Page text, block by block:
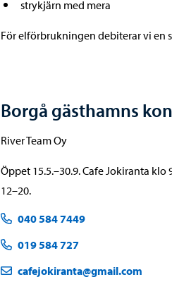
strykjärn med mera
För elförbrukningen debiterar vi en
Borgå gästhamns
River Team Oy
Öppet 15.5.–30.9. Cafe Jokiranta
12–20.
040 584 7449
019 584 727
cafejokiranta@gmail.com